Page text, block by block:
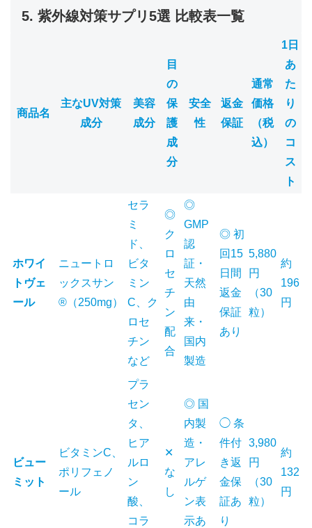
5. 紫外線対策サプリ5選 比較表一覧
商品名
主なUV対策
成分
美容
成分
目
の
保
護
成
分
安全
性
返金
保証
通常
価格
（税
込）
1日
あ
た
り
の
コ
ス
ト
ホワイ
トヴェ
ール
ニュートロ
ックスサン
®（250mg）
セラ
ミ
ド、
ビタ
ミン
C、ク
ロセ
チン
など
◎
ク
ロ
セ
チ
ン
配
合
◎
GMP
認
証・
天然
由
来・
国内
製造
◎ 初
回15
日間
返金
保証
あり
5,880
円
（30
粒）
約
196
円
ビュー
ミット
ビタミンC、
ポリフェノ
ール
プラ
セン
タ、
ヒア
ルロ
ン
酸、
コラ
✕
な
し
◎ 国
内製
造・
アレ
ルゲ
ン表
示あ
◯ 条
件付
き返
金保
証あ
り
3,980
円
（30
粒）
約
132
円